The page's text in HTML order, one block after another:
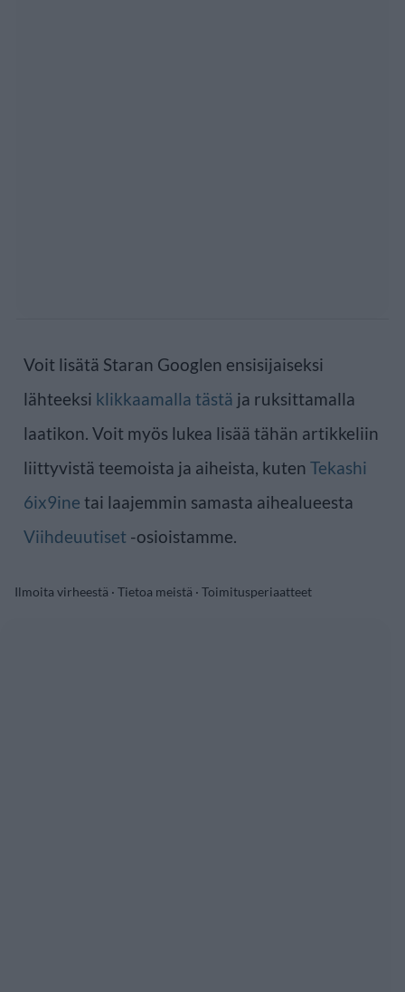
Voit lisätä Staran Googlen ensisijaiseksi
lähteeksi klikkaamalla tästä ja ruksittamalla
laatikon. Voit myös lukea lisää tähän artikkeliin
liittyvistä teemoista ja aiheista, kuten Tekashi
6ix9ine tai laajemmin samasta aihealueesta
Viihdeuutiset -osioistamme.
Ilmoita virheestä · Tietoa meistä · Toimitusperiaatteet